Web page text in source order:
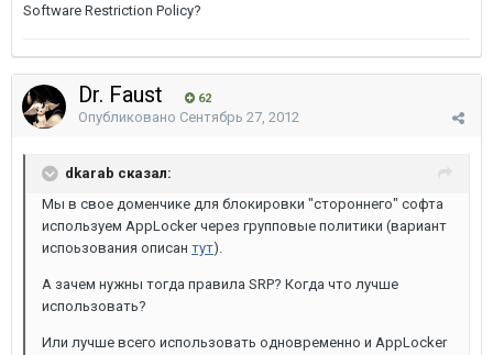
Software Restriction Policy?
Dr. Faust 62
Опубликовано Сентябрь 27, 2012
dkarab сказал:
Мы в свое доменчике для блокировки "стороннего" софта
используем AppLocker через групповые политики (вариант
испоьзования описан тут).
А зачем нужны тогда правила SRP? Когда что лучше
использовать?
Или лучше всего использовать одновременно и AppLocker